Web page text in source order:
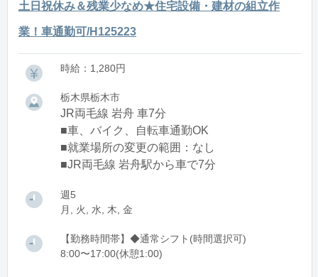
土日祝休み＆残業少なめ★住宅設備・建材の組立作
業！車通勤可/H125223
時給：1,280円
栃木県栃木市
JR両毛線 岩舟 車7分
■車、バイク、自転車通勤OK
■就業場所の変更の範囲：なし
■JR両毛線 岩舟駅から車で7分
週5
月, 火, 水, 木, 金
【勤務時間帯】◆通常シフト(時間選択可)
8:00〜17:00(休憩1:00)